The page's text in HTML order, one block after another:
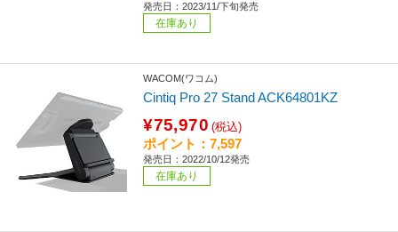
発売日：2023/11/下旬発売
在庫あり
WACOM(ワコム)
Cintiq Pro 27 Stand ACK64801KZ
¥75,970 (税込)
ポイント：7,597
発売日：2022/10/12発売
在庫あり